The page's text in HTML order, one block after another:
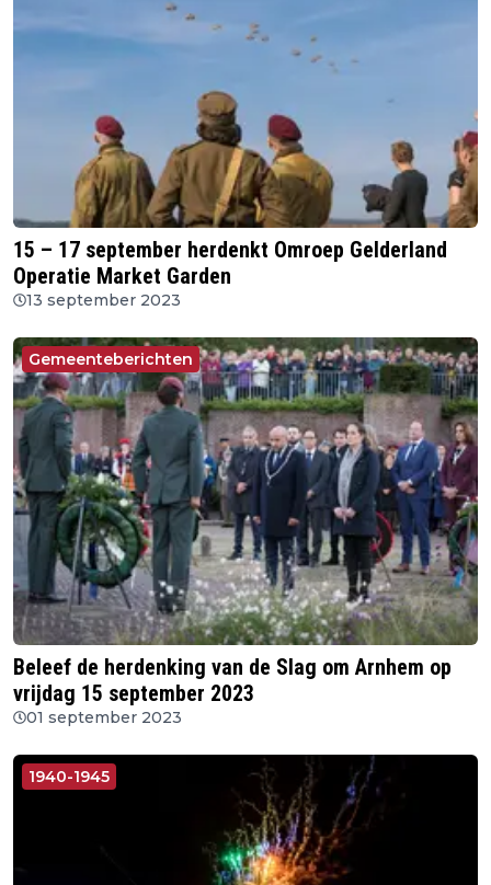
15 – 17 september herdenkt Omroep Gelderland
Operatie Market Garden
13 september 2023
Gemeenteberichten
Beleef de herdenking van de Slag om Arnhem op
vrijdag 15 september 2023
01 september 2023
1940-1945